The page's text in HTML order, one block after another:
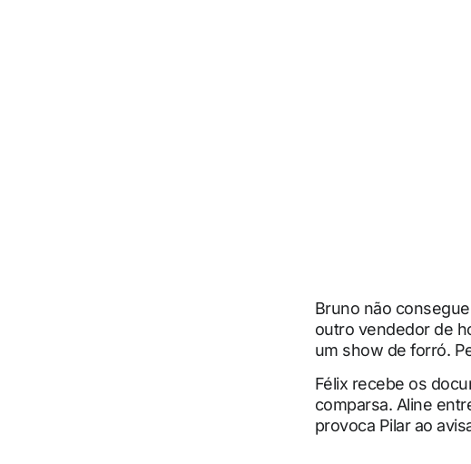
Bruno não
outro vendedor de
um show de forró.
Félix recebe os
comparsa. Aline
provoca Pilar ao